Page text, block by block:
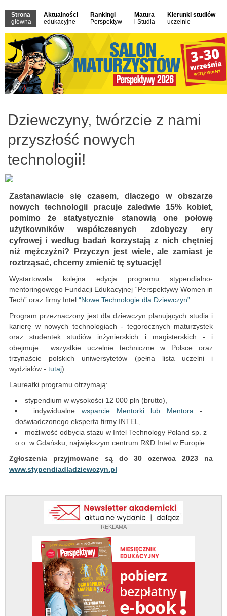
Strona
główna
Aktualności
edukacyjne
Rankingi
Perspektyw
Matura
i Studia
Kierunki studiów
uczelnie
REKLAMA
Dziewczyny, twórzcie z nami
przyszłość nowych
technologii!
Zastanawiacie się czasem, dlaczego w obszarze
nowych technologii pracuje zaledwie 15% kobiet,
pomimo że statystycznie stanowią one połowę
użytkowników współczesnych zdobyczy ery
cyfrowej i według badań korzystają z nich chętniej
niż mężczyźni? Przyczyn jest wiele, ale zamiast je
roztrząsać, chcemy zmienić tę sytuację!
Wystartowała kolejna edycja programu stypendialno-
mentoringowego Fundacji Edukacyjnej “Perspektywy Women in
Tech” oraz firmy Intel “Nowe Technologie dla Dziewczyn”.
Program przeznaczony jest dla dziewczyn planujących studia i
karierę w nowych technologiach - tegorocznych maturzystek
oraz studentek studiów inżynierskich i magisterskich - i
obejmuje wszystkie uczelnie techniczne w Polsce oraz
trzynaście polskich uniwersytetów (pełna lista uczelni i
wydziałów - tutaj).
Laureatki programu otrzymają:
stypendium w wysokości 12 000 pln (brutto),
indywidualne wsparcie Mentorki lub Mentora-
doświadczonego eksperta firmy INTEL,
możliwość odbycia stażu w Intel Technology Poland sp. z
o.o. w Gdańsku, największym centrum R&D Intel w Europie.
Zgłoszenia przyjmowane są do 30 czerwca 2023 na
www.stypendiadladziewczyn.pl